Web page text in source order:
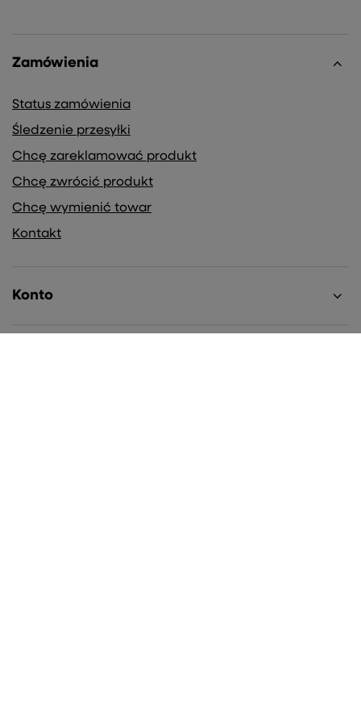
Zamówienia
Status zamówienia
Śledzenie przesyłki
Chcę zareklamować produkt
Chcę zwrócić produkt
Chcę wymienić towar
Kontakt
Konto